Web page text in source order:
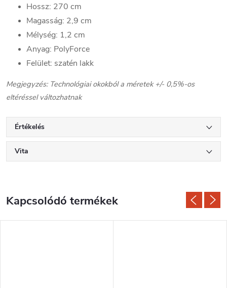
Hossz: 270 cm
Magasság: 2,9 cm
Mélység: 1,2 cm
Anyag: PolyForce
Felület: szatén lakk
Megjegyzés: Technológiai okokból a méretek +/- 0,5%-os
eltéréssel változhatnak
Értékelés
Vita
Kapcsolódó termékek